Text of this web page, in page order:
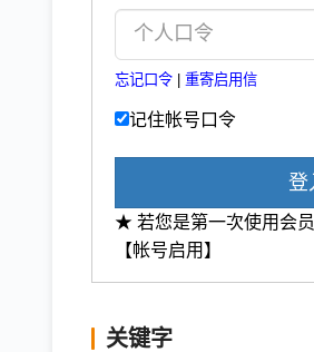
忘记口令 重寄启用信
记住帐号口令
登
★ 若您是第一次使用会
【帐号启用】
关键字